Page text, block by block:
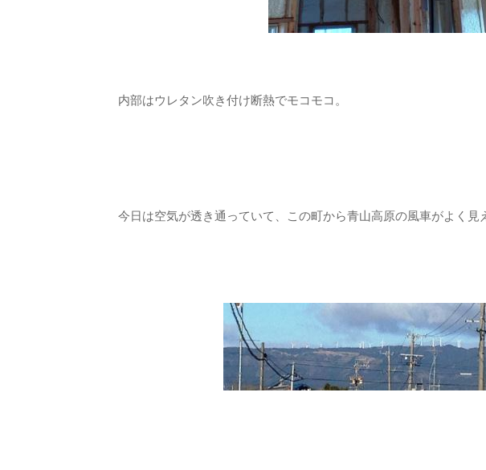
内部はウレタン吹き付け断熱でモコモコ。
今日は空気が透き通っていて、この町から青山高原の風車がよく見